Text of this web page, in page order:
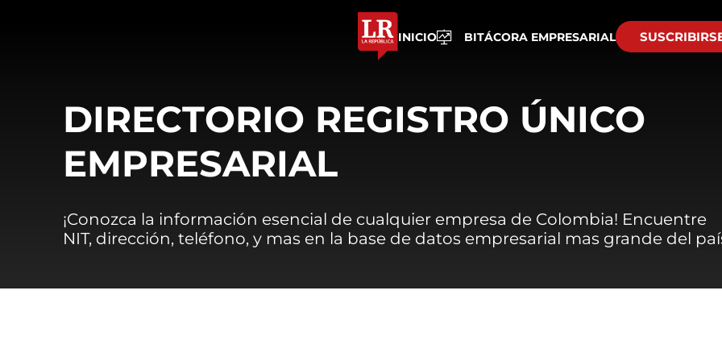
INICIO BITÁCORA EMPRESARIAL
DIRECTORIO REGISTRO ÚNICO
EMPRESARIAL
¡Conozca la información esencial de cualquier empresa de Colombia! Encuentre
NIT, dirección, teléfono, y mas en la base de datos empresarial mas grande del